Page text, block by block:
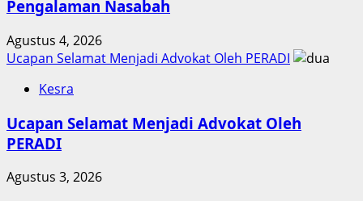
Pengalaman Nasabah
Agustus 4, 2026
Ucapan Selamat Menjadi Advokat Oleh PERADI
Kesra
Ucapan Selamat Menjadi Advokat Oleh
PERADI
Agustus 3, 2026